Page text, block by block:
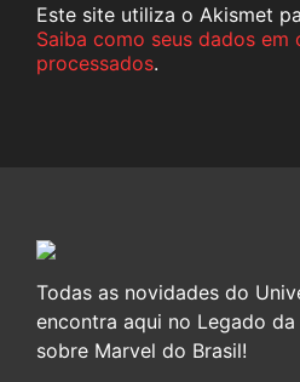
Este site utiliza o Akismet
Saiba como seus dados em
processados.
Todas as novidades do
encontra aqui no Legado
sobre Marvel do Brasil!